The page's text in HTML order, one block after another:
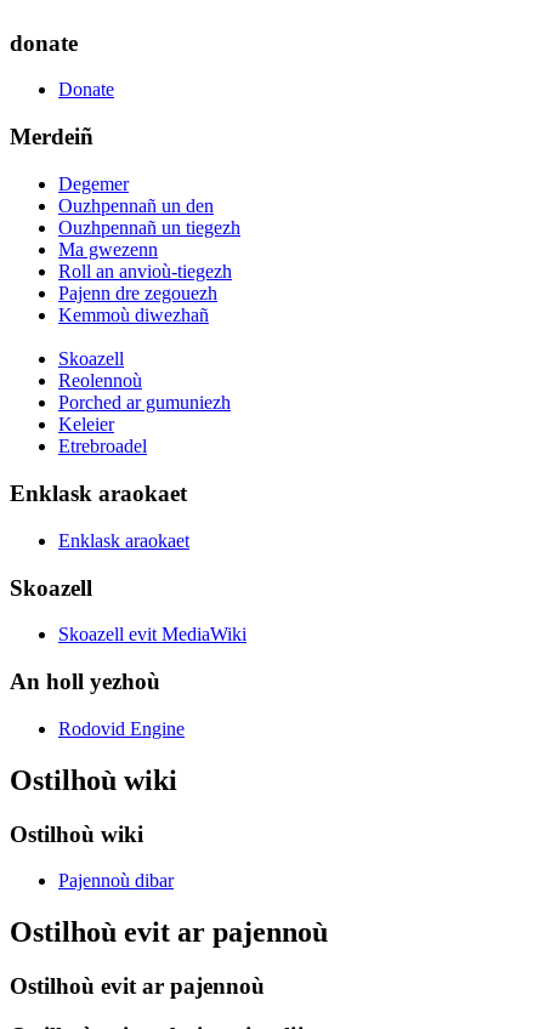
donate
Donate
Merdeiñ
Degemer
Ouzhpennañ un den
Ouzhpennañ un tiegezh
Ma gwezenn
Roll an anvioù-tiegezh
Pajenn dre zegouezh
Kemmoù diwezhañ
Skoazell
Reolennoù
Porched ar gumuniezh
Keleier
Etrebroadel
Enklask araokaet
Enklask araokaet
Skoazell
Skoazell evit MediaWiki
An holl yezhoù
Rodovid Engine
Ostilhoù wiki
Ostilhoù wiki
Pajennoù dibar
Ostilhoù evit ar pajennoù
Ostilhoù evit ar pajennoù